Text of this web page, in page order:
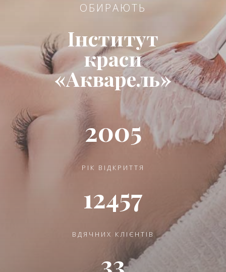
ОБИРАЮТЬ
Інститут
краси
«Акварель»
2005
РІК ВІДКРИТТЯ
12457
ВДЯЧНИХ КЛІЄНТІВ
33